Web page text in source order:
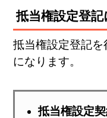
抵当権設定登
抵当権設定登記を
になります。
抵当権設定